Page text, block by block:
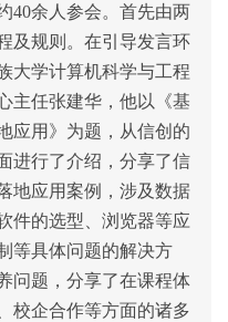
40余人参会。首先由两
及规则。 在引导发言环
大学计算机科学与工程
主任张建华，他以《基
应用》为题，从信创的
进行了介绍，分享了信
地应用案例，涉及数据
件的选型、浏览器等应
等具体问题的解决方
问题，分享了在课程体
校企合作等方面的诸多